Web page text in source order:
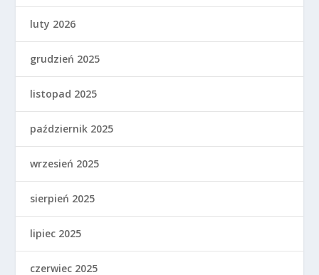
luty 2026
grudzień 2025
listopad 2025
październik 2025
wrzesień 2025
sierpień 2025
lipiec 2025
czerwiec 2025